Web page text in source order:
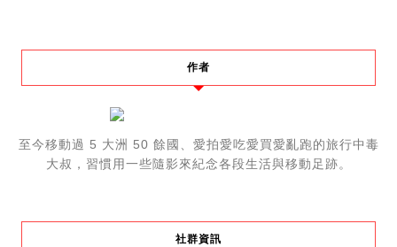
作者
至今移動過 5 大洲 50 餘國、愛拍愛吃愛買愛亂跑的旅行中毒
大叔，習慣用一些隨影來紀念各段生活與移動足跡。
社群資訊